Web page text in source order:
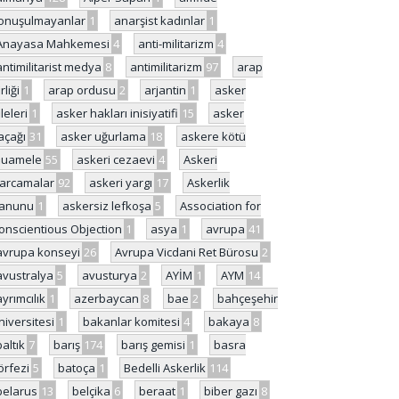
1 anarşist kadınlar 1
Mahkemesi 4 anti-militarizm 4
medya 8 antimilitarizm 97
arap
1 arap ordusu 2 arjantin 1
asker
1 asker hakları inisiyatifi 15
asker
31 asker uğurlama 18
askere kötü
55 askeri cezaevi 4
Askeri
92 askeri yargı 17
Askerlik
1 askersiz lefkoşa 5
Association for
Objection 1 asya 1 avrupa 41
konseyi 26 Avrupa Vicdani Ret Bürosu 2
5 avusturya 2 AYİM 1 AYM 14
1 azerbaycan 8 bae 2
bahçeşehir
1 bakanlar komitesi 4 bakaya 8
7 barış 174 barış gemisi 1
basra
5 batoça 1 Bedelli Askerlik 114
13 belçika 6 beraat 1 biber gazı 8